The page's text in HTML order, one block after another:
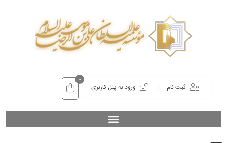
ثبت نام ورود به پنل کاربری
0